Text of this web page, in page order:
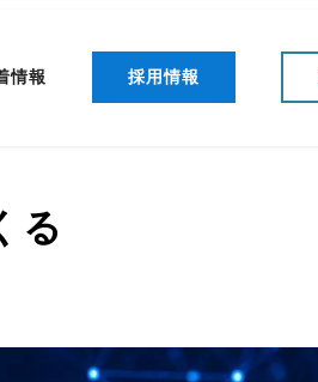
情報 採用情報
る